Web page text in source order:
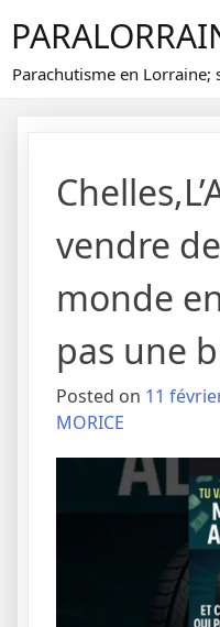
content
Parachutisme en Lorraine;
vendre
monde
pas une
Posted on 11
MORICE